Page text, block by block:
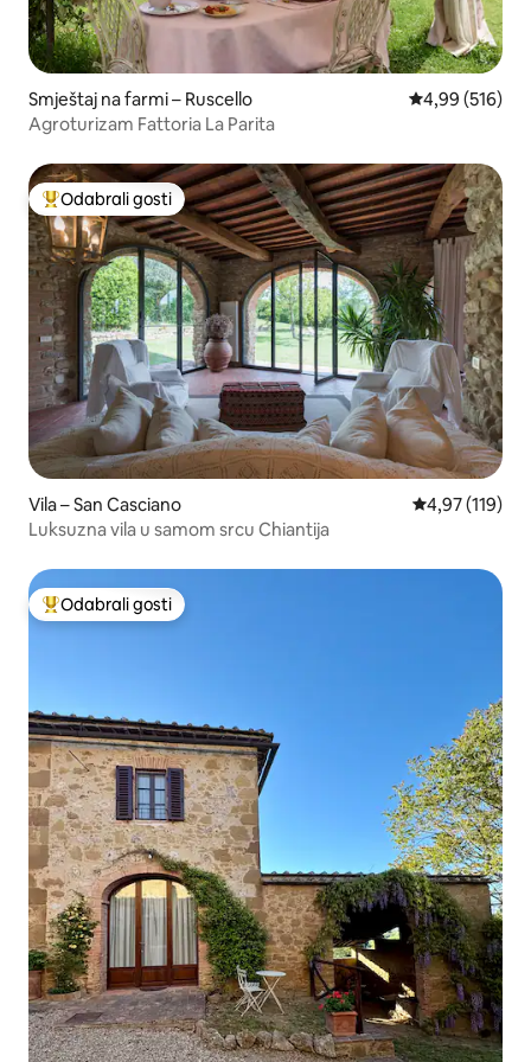
Smještaj na farmi – Ruscello Prosječna
4,99 (516)
Agroturizam Fattoria La Parita
Među najviše rangiranima s oznakom „Odabrali gosti”
Odabrali gosti
Vila – San Casciano Prosječna
4,97 (119)
Luksuzna vila u samom srcu Chiantija
Među najviše rangiranima s oznakom „Odabrali gosti”
Odabrali gosti